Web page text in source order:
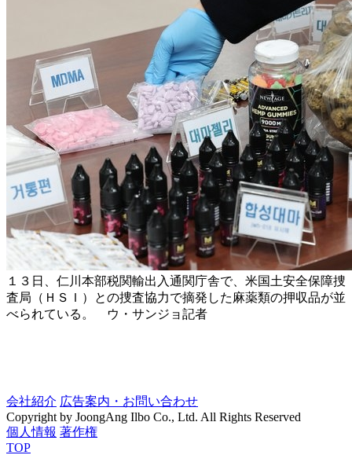
１３日、仁川本部税関輸出入通関庁舎で、米国土安全保障捜
査局（ＨＳＩ）との捜査協力で摘発した麻薬類の押収品が並
べられている。 ウ・サンジョ記者
会社紹介 広告案内・お問い合わせ
Copyright by JoongAng Ilbo Co., Ltd. All Rights Reserved
個人情報 著作権
TOP